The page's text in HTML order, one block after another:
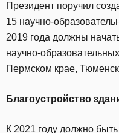
Президент поручил
15 научно-
2019 года должны
научно-
Пермском крае,
Благоустройство
К 2021 году должно